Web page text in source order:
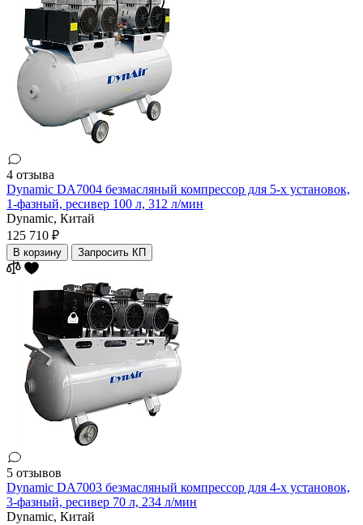
4 отзыва
Dynamic DA7004 безмасляный компрессор для 5-х установок,
1-фазный, ресивер 100 л, 312 л/мин
Dynamic, Китай
125 710 ₽
В корзину Запросить КП
5 отзывов
Dynamic DA7003 безмасляный компрессор для 4-х установок,
3-фазный, ресивер 70 л, 234 л/мин
Dynamic, Китай